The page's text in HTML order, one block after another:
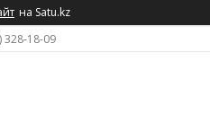
на Satu.kz
328-18-09